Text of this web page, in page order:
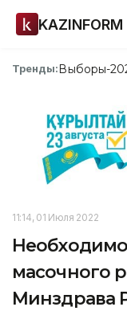
KAZINFORM
Тренды:Выборы-
11:14, 01 Июля 2022
масочного
Минздрава